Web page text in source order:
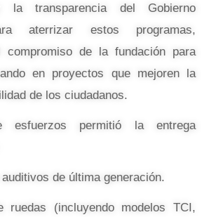
la transparencia del Gobierno
aterrizar estos programas,
compromiso de la fundación para
en proyectos que mejoren la
de los ciudadanos.
esfuerzos permitió la entrega
de última generación.
(incluyendo modelos TCI,